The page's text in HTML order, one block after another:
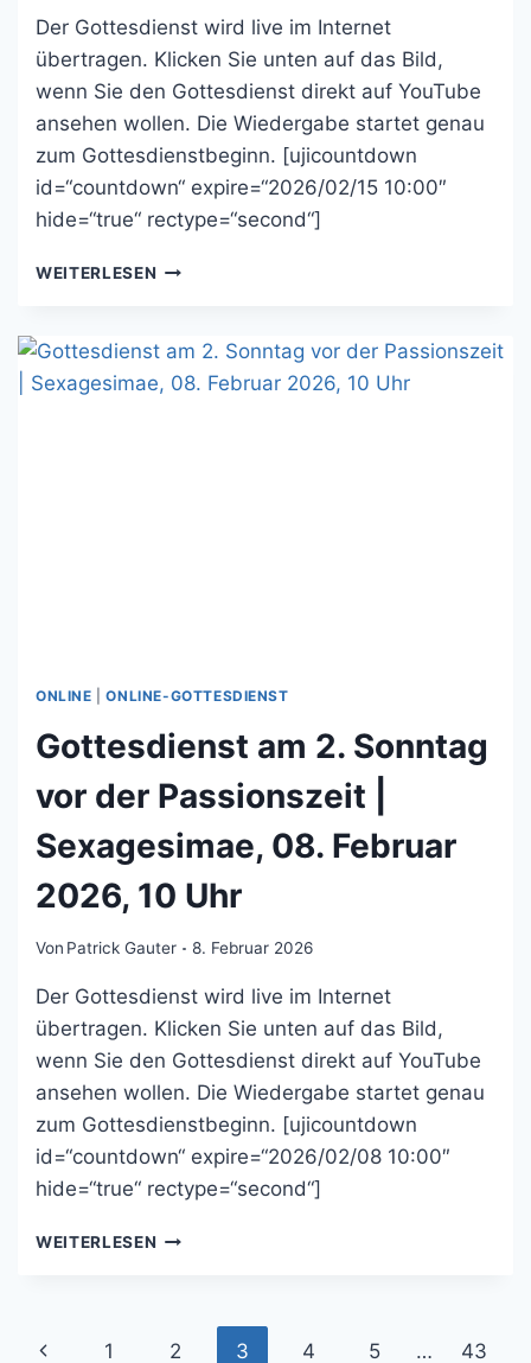
Der Gottesdienst wird live im Internet
übertragen. Klicken Sie unten auf das Bild,
wenn Sie den Gottesdienst direkt auf YouTube
ansehen wollen. Die Wiedergabe startet genau
zum Gottesdienstbeginn. [ujicountdown
id=“countdown“ expire=“2026/02/15 10:00″
hide=“true“ rectype=“second“]
WEITERLESEN GOTTESDIENST
SONNTAG
DER
ONLINE |ONLINE-GOTTESDIENST
Gottesdienst am 2. Sonntag
vor der Passionszeit |
Sexagesimae, 08. Februar
2026, 10 Uhr
Von Patrick Gauter 8. Februar 2026
Der Gottesdienst wird live im Internet
übertragen. Klicken Sie unten auf das Bild,
wenn Sie den Gottesdienst direkt auf YouTube
ansehen wollen. Die Wiedergabe startet genau
zum Gottesdienstbeginn. [ujicountdown
id=“countdown“ expire=“2026/02/08 10:00″
hide=“true“ rectype=“second“]
WEITERLESEN GOTTESDIENST
Seitennavigation
Vorherige
1 2 3 4 5 … 43